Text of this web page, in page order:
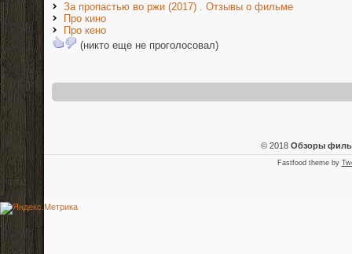
За пропастью во ржи (2017) . Отзывы о фильме
Про кино
Про кено
(никто еще не проголосовал)
© 2018 Обзоры
Fastfood theme by